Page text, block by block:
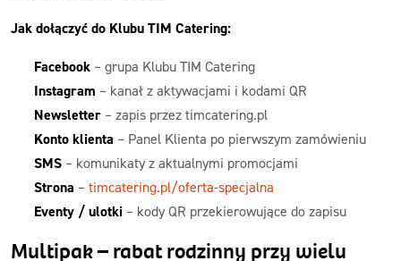
Jak dołączyć do Klubu TIM Catering:
Facebook – grupa Klubu TIM Catering
Instagram – kanał z aktywacjami i kodami QR
Newsletter – zapis przez timcatering.pl
Konto klienta – Panel Klienta po pierwszym zamówieniu
SMS – komunikaty z aktualnymi promocjami
Strona – timcatering.pl/oferta-specjalna
Eventy / ulotki – kody QR przekierowujące do zapisu
Multipak – rabat rodzinny przy wielu